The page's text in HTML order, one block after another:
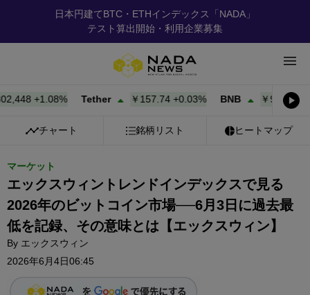
日本円建てBTC・ETHインデックス「NADA」
テスト算出開始・利用企業募集
+ 1.08% Tether ￥157.74+0.03% BNB ￥93,530 0.95%
チャート 銘柄リスト ヒートマップ
マーケット
エックスウィントレンドインデックスで見る
2026年のビットコイン市場──6月3日に過去最
低を記録、その意味とは【エックスウィン】
By エックスウィン
2026年6月4日06:45